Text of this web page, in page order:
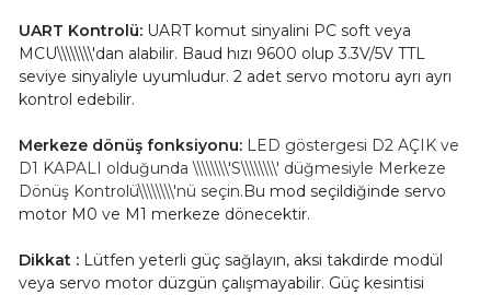
UART Kontrolü: UART komut sinyalini PC soft veya
MCU\\\\\\\\'dan alabilir. Baud hızı 9600 olup 3.3V/5V TTL
seviye sinyaliyle uyumludur. 2 adet servo motoru ayrı ayrı
kontrol edebilir.
Merkeze dönüş fonksiyonu: LED göstergesi D2 AÇIK ve
D1 KAPALI olduğunda \\\\\\\\'S\\\\\\\\' düğmesiyle Merkeze
Dönüş Kontrolü\\\\\\\\'nü seçin. Bu mod seçildiğinde servo
motor M0 ve M1 merkeze dönecektir.
Dikkat : Lütfen yeterli güç sağlayın, aksi takdirde modül
veya servo motor düzgün çalışmayabilir. Güç kesintisi